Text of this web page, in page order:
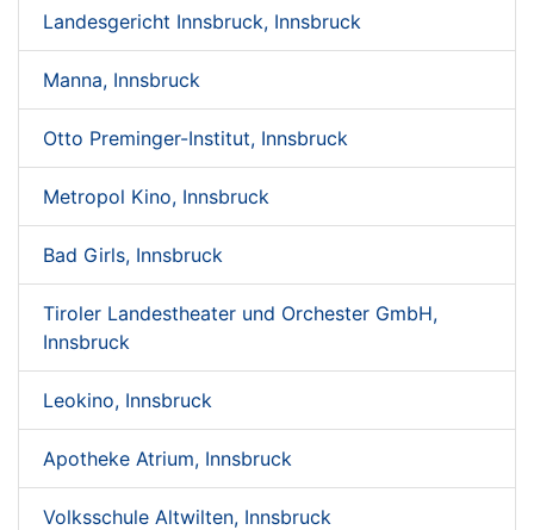
Landesgericht Innsbruck, Innsbruck
Manna, Innsbruck
Otto Preminger-Institut, Innsbruck
Metropol Kino, Innsbruck
Bad Girls, Innsbruck
Tiroler Landestheater und Orchester GmbH,
Innsbruck
Leokino, Innsbruck
Apotheke Atrium, Innsbruck
Volksschule Altwilten, Innsbruck